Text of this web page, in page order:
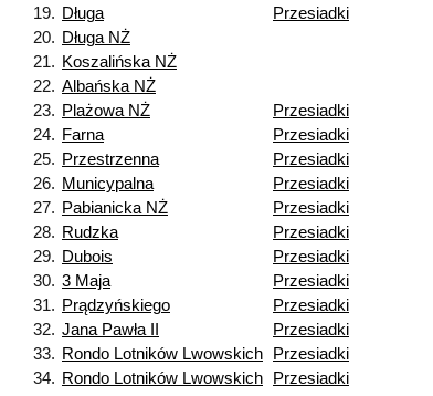
19. Długa
Przesiadki
20. Długa NŻ
21. Koszalińska NŻ
22. Albańska NŻ
23. Plażowa NŻ
Przesiadki
24. Farna
Przesiadki
25. Przestrzenna
Przesiadki
26. Municypalna
Przesiadki
27. Pabianicka NŻ
Przesiadki
28. Rudzka
Przesiadki
29. Dubois
Przesiadki
30. 3 Maja
Przesiadki
31. Prądzyńskiego
Przesiadki
32. Jana Pawła II
Przesiadki
33. Rondo Lotników Lwowskich
Przesiadki
34. Rondo Lotników Lwowskich
Przesiadki